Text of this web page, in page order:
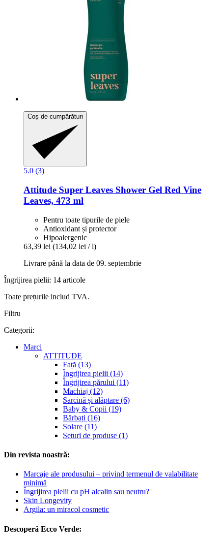
Coș de cumpărături
5.0 (3)
Attitude Super Leaves Shower Gel Red Vine
Leaves, 473 ml
Pentru toate tipurile de piele
Antioxidant și protector
Hipoalergenic
63,39 lei (134,02 lei / l)
Livrare până la data de 09. septembrie
Îngrijirea pielii: 14 articole
Toate prețurile includ TVA.
Filtru
Categorii:
Marci
ATTITUDE
Față (13)
Îngrijirea pielii (14)
Îngrijirea părului (11)
Machiaj (12)
Sarcină și alăptare (6)
Baby & Copii (19)
Bărbați (16)
Solare (11)
Seturi de produse (1)
Din revista noastră:
Marcaje ale produsului – privind termenul de valabilitate
minimă
Îngrijirea pielii cu pH alcalin sau neutru?
Skin Longevity
Argila: un miracol cosmetic
Descoperă Ecco Verde: